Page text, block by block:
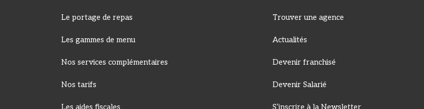
Le portage de repas
Les gammes de menu
Nos services complémentaires
Nos tarifs
Les aides fiscales
Trouver une agence
Actualités
Devenir franchisé
Devenir Salarié
S’inscrire à la Newsletter